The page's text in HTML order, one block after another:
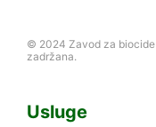
© 2024 Zavod za
zadržana.
Usluge